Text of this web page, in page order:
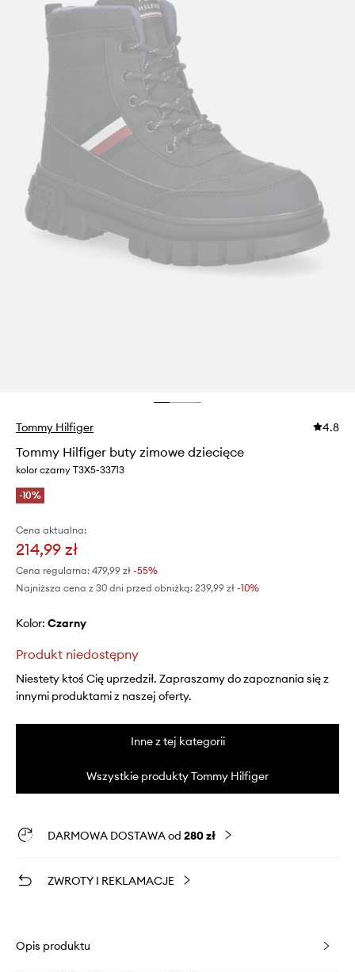
Tommy Hilfiger 4.8
Tommy Hilfiger buty zimowe dziecięce
kolor czarny T3X5-33713
-10%
Cena aktualna:
214,99 zł
Cena regularna: 479,99 zł -55%
Najniższa cena z 30 dni przed obniżką: 239,99 zł -10%
Kolor: czarny
Produkt niedostępny
Niestety ktoś Cię uprzedził. Zapraszamy do zapoznania się z
innymi produktami z naszej oferty.
Inne z tej kategorii
Wszystkie produkty Tommy Hilfiger
DARMOWA DOSTAWA od 280 zł
ZWROTY I REKLAMACJE
Opis produktu